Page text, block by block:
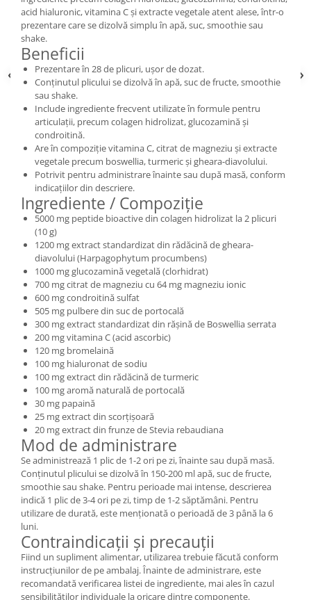
acid hialuronic, vitamina C și extracte vegetale atent alese, într-o
prezentare care se dizolvă simplu în apă, suc, smoothie sau
shake.
Beneficii
Prezentare în 28 de plicuri, ușor de dozat.
Conținutul plicului se dizolvă în apă, suc de fructe, smoothie
sau shake.
Include ingrediente frecvent utilizate în formule pentru
articulații, precum colagen hidrolizat, glucozamină și
condroitină.
Are în compoziție vitamina C, citrat de magneziu și extracte
vegetale precum boswellia, turmeric și gheara-diavolului.
Potrivit pentru administrare înainte sau după masă, conform
indicațiilor din descriere.
Ingrediente / Compoziție
5000 mg peptide bioactive din colagen hidrolizat la 2 plicuri
(10 g)
1200 mg extract standardizat din rădăcină de gheara-
diavolului (Harpagophytum procumbens)
1000 mg glucozamină vegetală (clorhidrat)
700 mg citrat de magneziu cu 64 mg magneziu ionic
600 mg condroitină sulfat
505 mg pulbere din suc de portocală
300 mg extract standardizat din rășină de Boswellia serrata
200 mg vitamina C (acid ascorbic)
120 mg bromelaină
100 mg hialuronat de sodiu
100 mg extract din rădăcină de turmeric
100 mg aromă naturală de portocală
30 mg papaină
25 mg extract din scorțișoară
20 mg extract din frunze de Stevia rebaudiana
Mod de administrare
Se administrează 1 plic de 1-2 ori pe zi, înainte sau după masă.
Conținutul plicului se dizolvă în 150-200 ml apă, suc de fructe,
smoothie sau shake. Pentru perioade mai intense, descrierea
indică 1 plic de 3-4 ori pe zi, timp de 1-2 săptămâni. Pentru
utilizare de durată, este menționată o perioadă de 3 până la 6
luni.
Contraindicații și precauții
Fiind un supliment alimentar, utilizarea trebuie făcută conform
instrucțiunilor de pe ambalaj. Înainte de administrare, este
recomandată verificarea listei de ingrediente, mai ales în cazul
sensibilităților individuale la oricare dintre componente.